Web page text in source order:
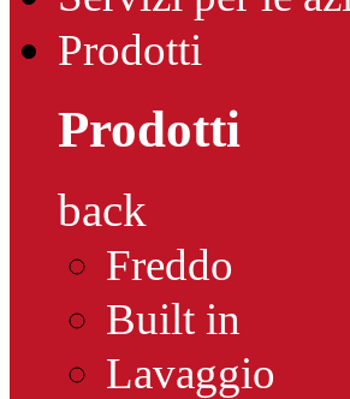
Prodotti
Prodotti
back
Freddo
Built in
Lavaggio